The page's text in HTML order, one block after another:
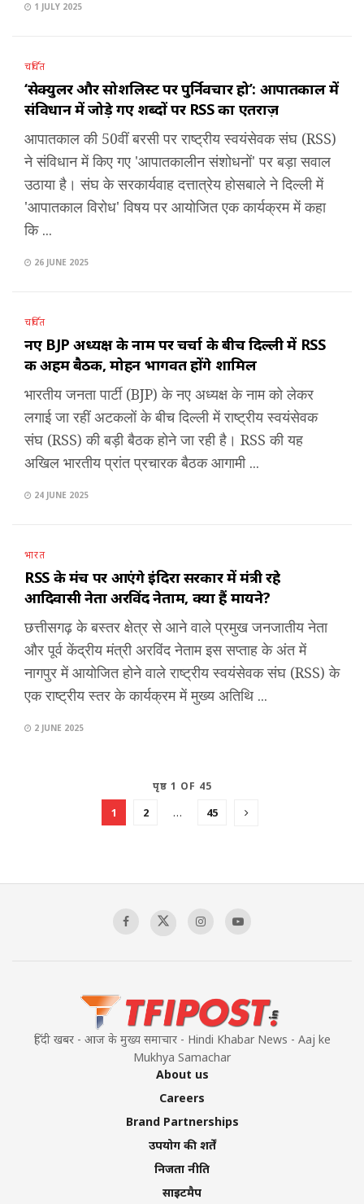
1 JULY 2025
चर्चित
‘सेक्युलर और सोशलिस्ट पर पुर्निवचार हो’: आपातकाल में
संविधान में जोड़े गए शब्दों पर RSS का एतराज़
आपातकाल की 50वीं बरसी पर राष्ट्रीय स्वयंसेवक संघ (RSS)
ने संविधान में किए गए 'आपातकालीन संशोधनों' पर बड़ा सवाल
उठाया है। संघ के सरकार्यवाह दत्तात्रेय होसबाले ने दिल्ली में
'आपातकाल विरोध' विषय पर आयोजित एक कार्यक्रम में कहा
कि ...
26 JUNE 2025
चर्चित
नए BJP अध्यक्ष के नाम पर चर्चा के बीच दिल्ली में RSS
की अहम बैठक, मोहन भागवत होंगे शामिल
भारतीय जनता पार्टी (BJP) के नए अध्यक्ष के नाम को लेकर
लगाई जा रहीं अटकलों के बीच दिल्ली में राष्ट्रीय स्वयंसेवक
संघ (RSS) की बड़ी बैठक होने जा रही है। RSS की यह
अखिल भारतीय प्रांत प्रचारक बैठक आगामी ...
24 JUNE 2025
भारत
RSS के मंच पर आएंगे इंदिरा सरकार में मंत्री रहे
आदिवासी नेता अरविंद नेताम, क्या हैं मायने?
छत्तीसगढ़ के बस्तर क्षेत्र से आने वाले प्रमुख जनजातीय नेता
और पूर्व केंद्रीय मंत्री अरविंद नेताम इस सप्ताह के अंत में
नागपुर में आयोजित होने वाले राष्ट्रीय स्वयंसेवक संघ (RSS) के
एक राष्ट्रीय स्तर के कार्यक्रम में मुख्य अतिथि ...
2 JUNE 2025
पृष्ठ 1 OF 45
1 2 … 45
हिंदी खबर - आज के मुख्य समाचार - Hindi Khabar News - Aaj ke
Mukhya Samachar
About us
Careers
Brand Partnerships
उपयोग की शर्तें
निजता नीति
साइटमैप